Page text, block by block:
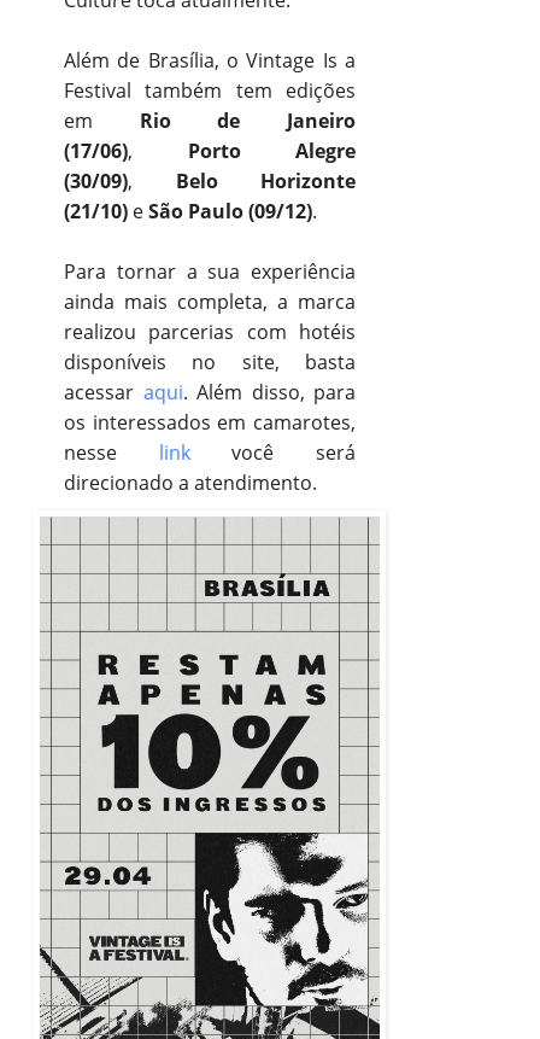
Além de Brasília, o Vintage Is a
Festival também tem edições
em Rio de Janeiro
(17/06), Porto Alegre
(30/09), Belo Horizonte
(21/10) eSão Paulo (09/12).
Para tornar a sua experiência
ainda mais completa, a marca
realizou parcerias com hotéis
disponíveis no site, basta
acessar aqui. Além disso, para
os interessados em camarotes,
nesse linkvocê será
direcionado a atendimento.